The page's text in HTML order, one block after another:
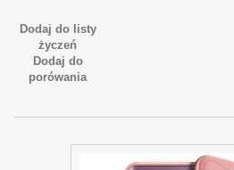
Dodaj do listy
życzeń
Dodaj do
porówania